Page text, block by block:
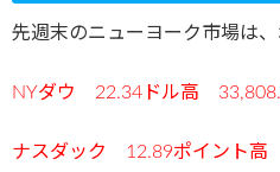
先週末のニューヨーク市場は
NYダウ 22.34ドル高
ナスダック 12.89ポイント